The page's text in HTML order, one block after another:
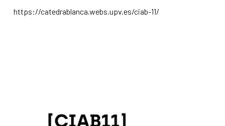
https://catedrablanca.webs.upv.es/ciab-11/